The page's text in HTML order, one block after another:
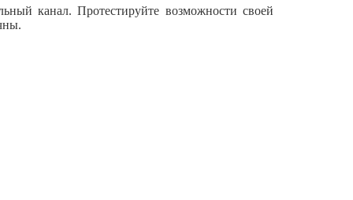
канал. Протестируйте возможности своей